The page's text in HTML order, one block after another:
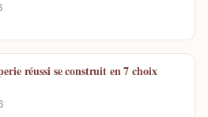
réussi se construit en 7 choix